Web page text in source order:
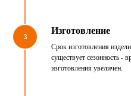
3 Изготовление
Срок изготовления
существует сезонность -
изготовления увеличен.